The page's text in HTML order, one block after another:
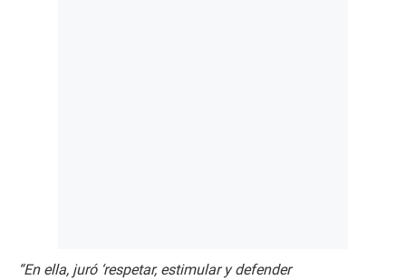
“En ella, juró ‘respetar, estimular y defender